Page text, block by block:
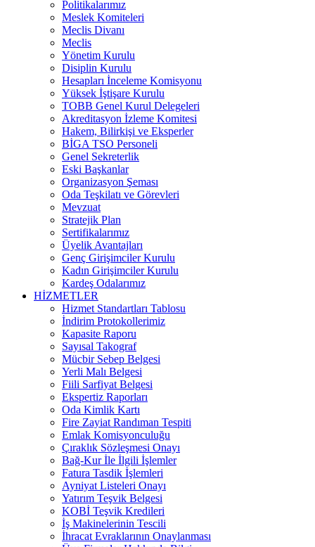
Politikalarımız
Meslek Komiteleri
Meclis Divanı
Meclis
Yönetim Kurulu
Disiplin Kurulu
Hesapları İnceleme Komisyonu
Yüksek İştişare Kurulu
TOBB Genel Kurul Delegeleri
Akreditasyon İzleme Komitesi
Hakem, Bilirkişi ve Eksperler
BİGA TSO Personeli
Genel Sekreterlik
Eski Başkanlar
Organizasyon Şeması
Oda Teşkilatı ve Görevleri
Mevzuat
Stratejik Plan
Sertifikalarımız
Üyelik Avantajları
Genç Girişimciler Kurulu
Kadın Girişimciler Kurulu
Kardeş Odalarımız
HİZMETLER
Hizmet Standartları Tablosu
İndirim Protokollerimiz
Kapasite Raporu
Sayısal Takograf
Mücbir Sebep Belgesi
Yerli Malı Belgesi
Fiili Sarfiyat Belgesi
Ekspertiz Raporları
Oda Kimlik Kartı
Fire Zayiat Randıman Tespiti
Emlak Komisyonculuğu
Çıraklık Sözleşmesi Onayı
Bağ-Kur İle İlgili İşlemler
Fatura Tasdik İşlemleri
Ayniyat Listeleri Onayı
Yatırım Teşvik Belgesi
KOBİ Teşvik Kredileri
İş Makinelerinin Tescili
İhracat Evraklarının Onaylanması